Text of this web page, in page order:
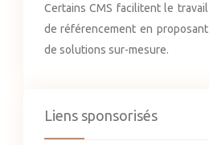
Certains CMS facilitent le travail
de référencement en proposant
de solutions sur-mesure.
Liens sponsorisés